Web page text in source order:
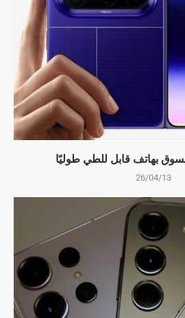
بهاتف قابل للطي طوليًا
26/04/13